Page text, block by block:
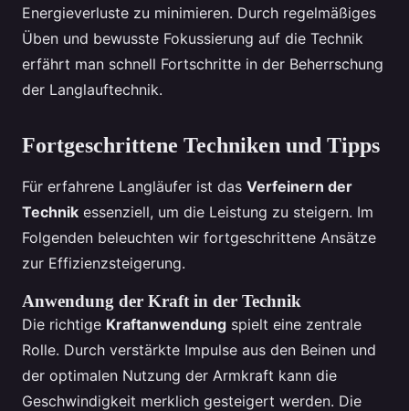
Energieverluste zu minimieren. Durch regelmäßiges
Üben und bewusste Fokussierung auf die Technik
erfährt man schnell Fortschritte in der Beherrschung
der Langlauftechnik.
Fortgeschrittene Techniken und Tipps
Für erfahrene Langläufer ist das Verfeinern der
Technik essenziell, um die Leistung zu steigern. Im
Folgenden beleuchten wir fortgeschrittene Ansätze
zur Effizienzsteigerung.
Anwendung der Kraft in der Technik
Die richtige Kraftanwendung spielt eine zentrale
Rolle. Durch verstärkte Impulse aus den Beinen und
der optimalen Nutzung der Armkraft kann die
Geschwindigkeit merklich gesteigert werden. Die